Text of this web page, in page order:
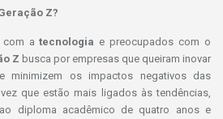
Z?
com atecnologia e preocupados com o
Z busca por empresas que queiram inovar
minimizem os impactos negativos das
que estão mais ligados às tendências,
diploma acadêmico de quatro anos e